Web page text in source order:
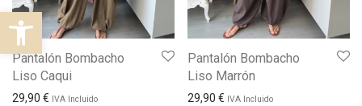
Abrir barra de herramientas
Pantalón Bombacho
Liso Caqui
29,90 € IVA Incluido
Pantalón Bombacho
Liso Marrón
29,90 € IVA Incluido